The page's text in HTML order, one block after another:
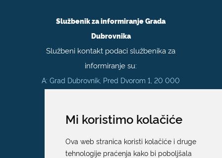
Mi koristimo kolačiće
Ova web stranica koristi kolačiće i druge
tehnologije praćenja kako bi poboljšala
Službenik za informiranje Grada
Dubrovnika
Službeni kontakt podaci službenika za
informiranje su:
A: Grad Dubrovnik, Pred Dvorom 1, 20 000
Ured 205; rad sa strankama za sva